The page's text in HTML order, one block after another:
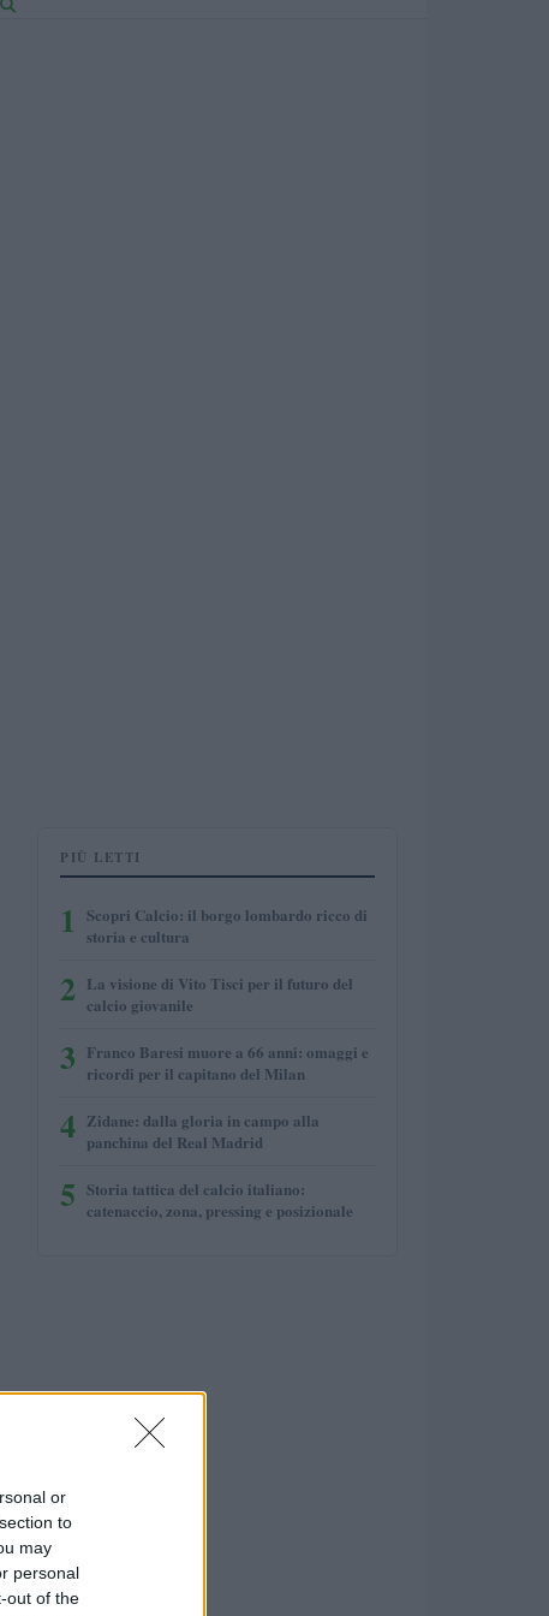
or
to
may
personal
out of the
PIÙ LETTI
1
Scopri Calcio: il borgo lombardo ricco di
storia e cultura
2 La visione di Vito Tisci per il futuro del
calcio giovanile
3 Franco Baresi muore a 66 anni: omaggi e
ricordi per il capitano del Milan
4 Zidane: dalla gloria in campo alla
panchina del Real Madrid
5 Storia tattica del calcio italiano:
catenaccio, zona, pressing e posizionale